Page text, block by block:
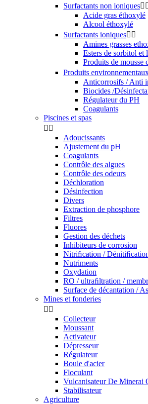
Surfactants non ioniques
Acide gras éthoxylé
Alcool éthoxylé
Surfactants ioniques 
Amines grasses
Esters de sorbitol et
Produits de mousse
Produits
Anticorrosifs / Anti
Biocides /
Régulateur du PH
Coagulants
Piscines et spas
 
Adoucissants
Ajustement du pH
Coagulants
Contrôle des algues
Contrôle des odeurs
Déchloration
Désinfection
Divers
Extraction de phosphore
Filtres
Fluores
Gestion des déchets
Inhibiteurs de corrosion
Nitriﬁcation /
Nutriments
Oxydation
RO / ultraﬁltration /
Surface de décantation /
Mines et fonderies
 
Collecteur
Moussant
Activateur
Dépresseur
Régulateur
Boule d'acier
Floculant
Vulcanisateur De Minerai
Stabilisateur
Agriculture